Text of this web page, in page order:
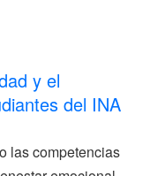
y el
del INA
las competencias